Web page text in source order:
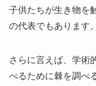
子供たちが生き物を
の代表でもあります。
さらに言えば、学術
べるために棘を調べ